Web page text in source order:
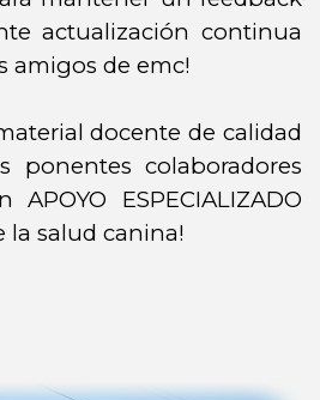
actualización continua
amigos de emc!
docente de calidad
ponentes colaboradores
ESPECIALIZADO
la salud canina!